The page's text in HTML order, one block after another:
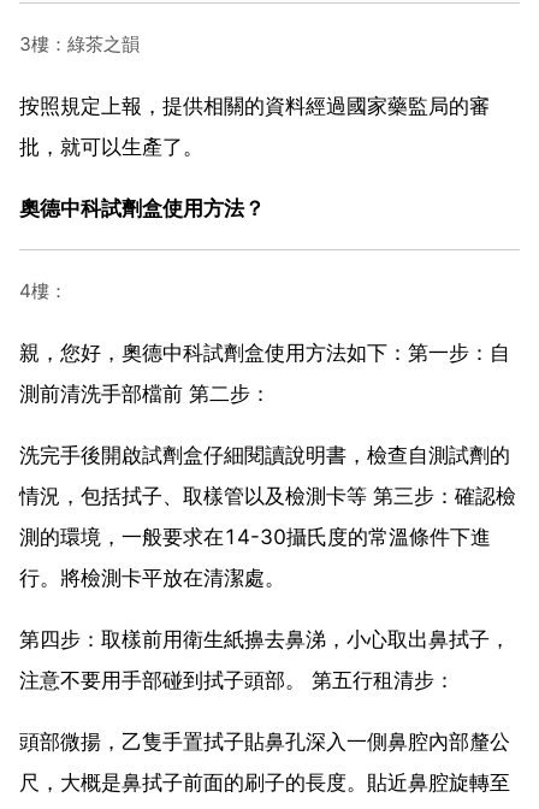
3樓：綠茶之韻
按照規定上報，提供相關的資料經過國家藥監局的審
批，就可以生產了。
奧德中科試劑盒使用方法？
4樓：
親，您好，奧德中科試劑盒使用方法如下：第一步：自
測前清洗手部檔前 第二步：
洗完手後開啟試劑盒仔細閱讀說明書，檢查自測試劑的
情況，包括拭子、取樣管以及檢測卡等 第三步：確認檢
測的環境，一般要求在14-30攝氏度的常溫條件下進
行。將檢測卡平放在清潔處。
第四步：取樣前用衛生紙擤去鼻涕，小心取出鼻拭子，
注意不要用手部碰到拭子頭部。 第五行租清步：
頭部微揚，乙隻手置拭子貼鼻孔深入一側鼻腔內部釐公
尺，大概是鼻拭子前面的刷子的長度。貼近鼻腔旋轉至